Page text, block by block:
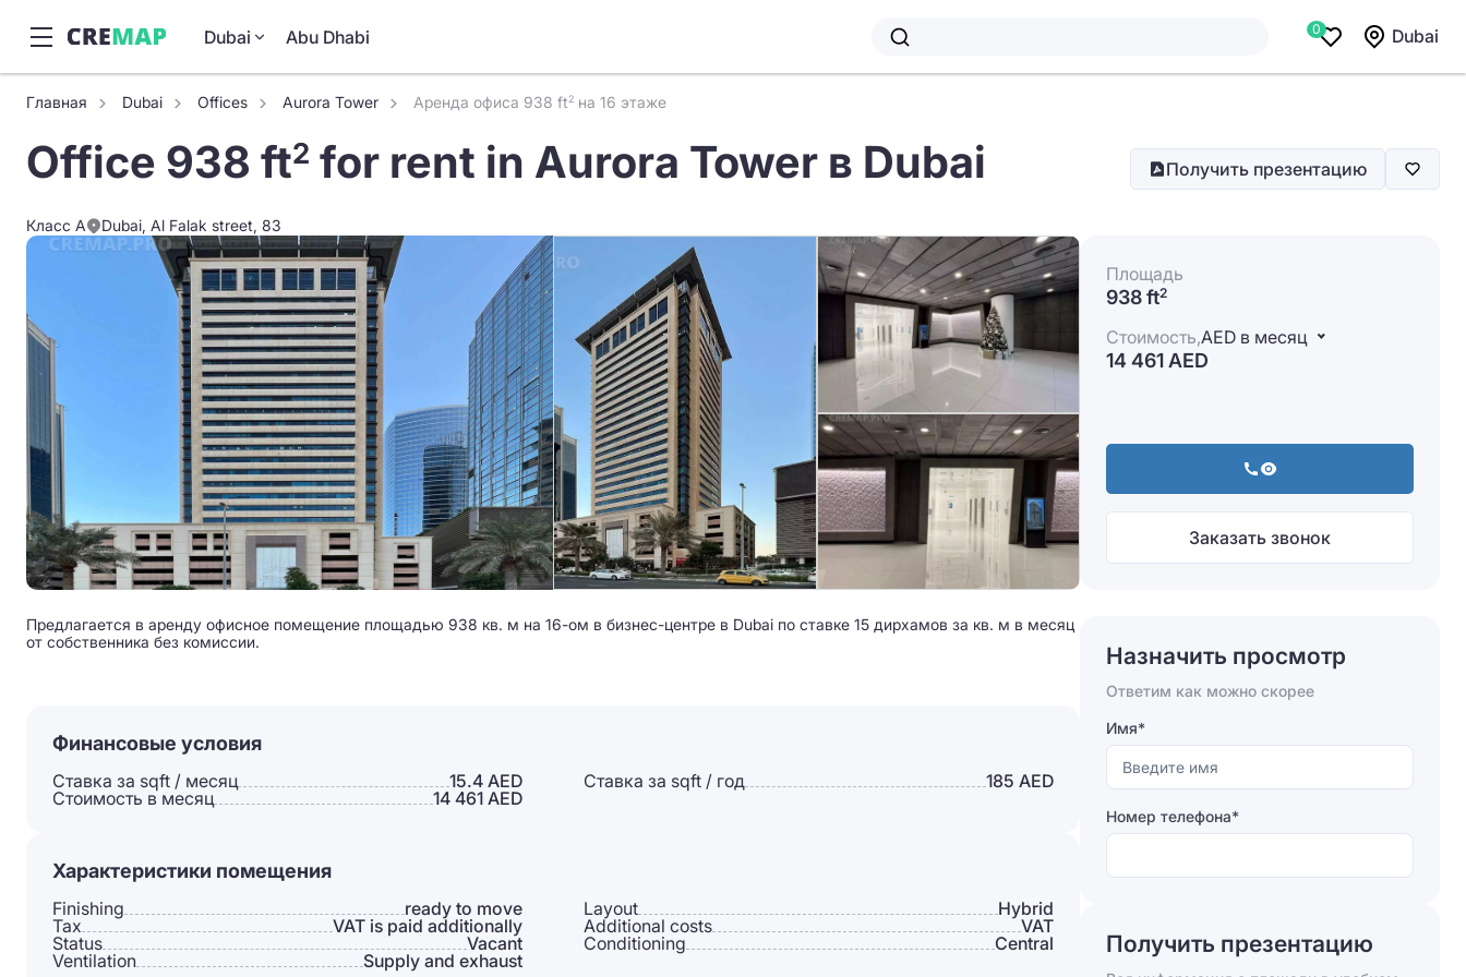
Dubai Abu Dhabi 0 Dubai
Главная Dubai Offices Aurora Tower Аренда офиса 938 ft2 на 16 этаже
Office 938 ft2 for rent in Aurora Tower в Dubai
Класс A Dubai, Al Falak street, 83
Получить презентацию
Площадь
938 ft2
Стоимость,AED в месяц
14 461 AED
Заказать звонок
Предлагается в аренду офисное помещение площадью 938 кв. м на 16-ом в бизнес-центре в Dubai по ставке 15 дирхамов за кв. м в месяц
от собственника без комиссии.
Финансовые условия
Ставка за sqft / месяц 15.4 AED Ставка за sqft / год
185 AED
Стоимость в месяц
14 461 AED
Характеристики помещения
Finishing ready to move Layout
Hybrid
Tax
VAT is paid additionally Additional costs
VAT
Status
Vacant Conditioning
Сentral
Ventilation
Supply and exhaust
Назначить просмотр
Ответим как можно скорее
Имя*
Номер телефона*
Получить презентацию